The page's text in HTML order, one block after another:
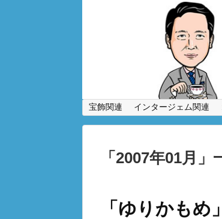
宝飾関連 インタージェム関連
「 2007年01月 」
「ゆりかもめ